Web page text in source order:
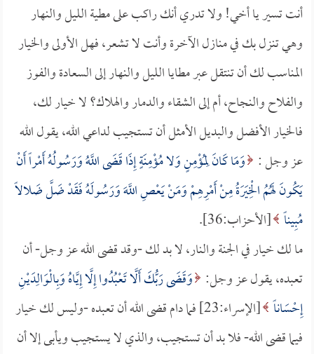
أنت تسير يا أخي! ولا تدري أنك راكب على مطية الليل والنهار
وهي تنزل بك في منازل الآخرة وأنت لا تشعر، فهل الأولى والخيار
المناسب لك أن تنتقل عبر مطايا الليل والنهار إلى السعادة والفوز
والفلاح والنجاح، أم إلى الشقاء والدمار والهلاك؟ لا خيار لك،
فالخيار الأفضل والبديل الأمثل أن تستجيب لداعي الله، يقول الله
عز وجل : وَمَا كَانَ لِمُؤْمِنٍ وَلا مُؤْمِنَةٍ إِذَا قَضَى اللَّهُ وَرَسُولُهُ أَمْراً أَنْ
يَكُونَ لَهُمُ الْخِيَرَةُ مِنْ أَمْرِهِمْ وَمَنْ يَعْصِ اللَّهَ وَرَسُولَهُ فَقَدْ ضَلَّ ضَلالاً
مُبِيناً [الأحزاب:36].
ما لك خيار في الجنة والنار، لا بد لك -وقد قضى الله عز وجل- أن
تعبده، يقول عز وجل: وَقَضَى رَبُّكَ أَلَّا تَعْبُدُوا إِلَّا إِيَّاهُ وَبِالْوَالِدَيْنِ
إِحْسَاناً
[الإسراء:23] فما دام قضى الله أن تعبده -وليس لك خيار
فيما قضى الله- فلا بد أن تستجيب، والذي لا يستجيب ويأبى إلا أن